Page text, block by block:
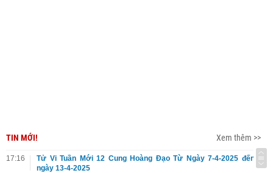
TIN MỚI! Xem thêm >>
17:16
Tử Vi Tuần Mới 12 Cung Hoàng Đạo Từ Ngày 7-4-2025 đến
ngày 13-4-2025